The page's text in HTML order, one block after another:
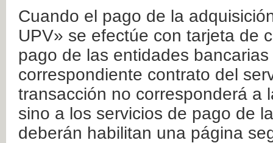
Cuando el pago de la
UPV» se efectúe con tarjeta de
pago de las entidades
correspondiente contrato del
transacción no corresponderá a
sino a los servicios de pago de
deberán habilitan una página